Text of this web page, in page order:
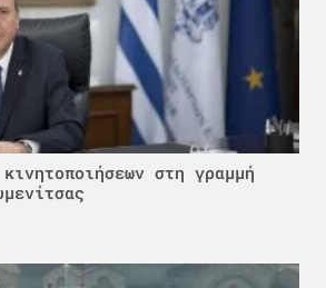
στη γραμμή